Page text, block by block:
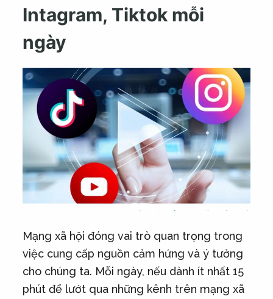
Intagram, Tiktok mỗi
ngày
Mạng xã hội đóng vai trò quan trọng trong
việc cung cấp nguồn cảm hứng và ý tưởng
cho chúng ta. Mỗi ngày, nếu dành ít nhất 15
phút để lướt qua những kênh trên mạng xã